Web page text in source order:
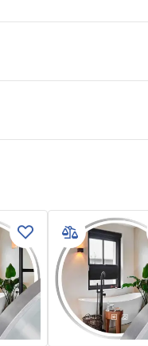
Uniwersalne
Aluminium
Mosiądz
Złoto szczotkowane